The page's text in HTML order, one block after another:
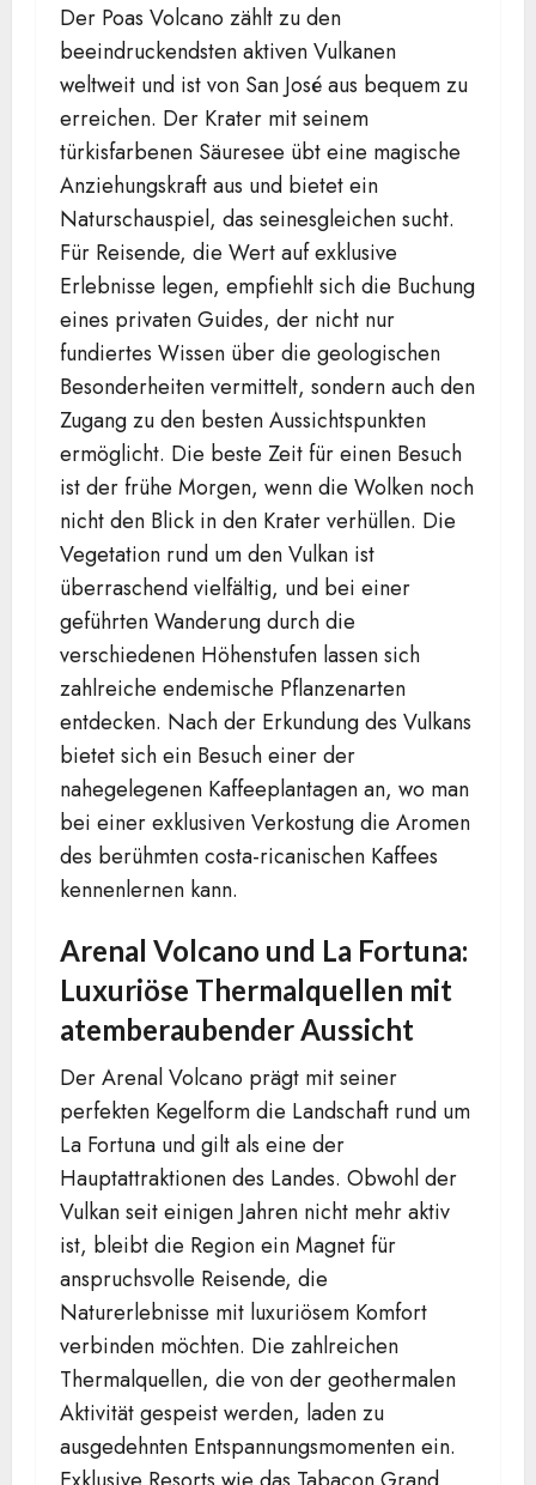
Der Poas Volcano zählt zu den
beeindruckendsten aktiven Vulkanen
weltweit und ist von San José aus bequem zu
erreichen. Der Krater mit seinem
türkisfarbenen Säuresee übt eine magische
Anziehungskraft aus und bietet ein
Naturschauspiel, das seinesgleichen sucht.
Für Reisende, die Wert auf exklusive
Erlebnisse legen, empfiehlt sich die Buchung
eines privaten Guides, der nicht nur
fundiertes Wissen über die geologischen
Besonderheiten vermittelt, sondern auch den
Zugang zu den besten Aussichtspunkten
ermöglicht. Die beste Zeit für einen Besuch
ist der frühe Morgen, wenn die Wolken noch
nicht den Blick in den Krater verhüllen. Die
Vegetation rund um den Vulkan ist
überraschend vielfältig, und bei einer
geführten Wanderung durch die
verschiedenen Höhenstufen lassen sich
zahlreiche endemische Pflanzenarten
entdecken. Nach der Erkundung des Vulkans
bietet sich ein Besuch einer der
nahegelegenen Kaffeeplantagen an, wo man
bei einer exklusiven Verkostung die Aromen
des berühmten costa-ricanischen Kaffees
kennenlernen kann.
Arenal Volcano und La Fortuna:
Luxuriöse Thermalquellen mit
atemberaubender Aussicht
Der Arenal Volcano prägt mit seiner
perfekten Kegelform die Landschaft rund um
La Fortuna und gilt als eine der
Hauptattraktionen des Landes. Obwohl der
Vulkan seit einigen Jahren nicht mehr aktiv
ist, bleibt die Region ein Magnet für
anspruchsvolle Reisende, die
Naturerlebnisse mit luxuriösem Komfort
verbinden möchten. Die zahlreichen
Thermalquellen, die von der geothermalen
Aktivität gespeist werden, laden zu
ausgedehnten Entspannungsmomenten ein.